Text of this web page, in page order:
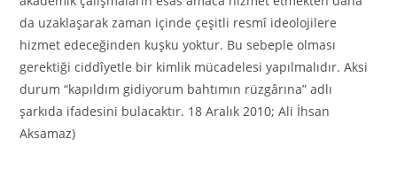
da uzaklaşarak zaman içinde çeşitli resmî ideolojilere
hizmet edeceğinden kuşku yoktur. Bu sebeple olması
gerektiği ciddîyetle bir kimlik mücadelesi yapılmalıdır. Aksi
durum “kapıldım gidiyorum bahtımın rüzgârına” adlı
şarkıda ifadesini bulacaktır. 18 Aralık 2010; Ali İhsan
Aksamaz)